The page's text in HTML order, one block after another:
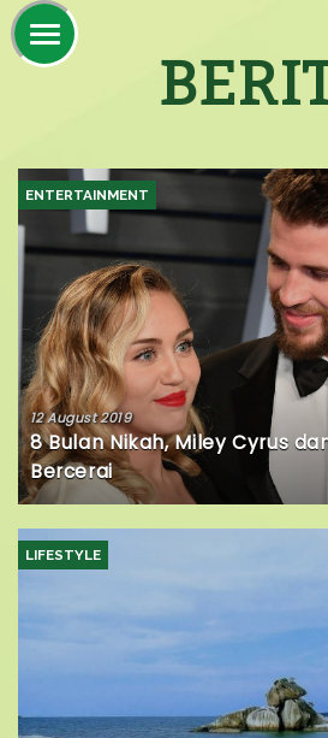
ENTERTAINMENT
12 August 2019
8 Bulan Nikah, Miley Cyrus
Bercerai
LIFESTYLE